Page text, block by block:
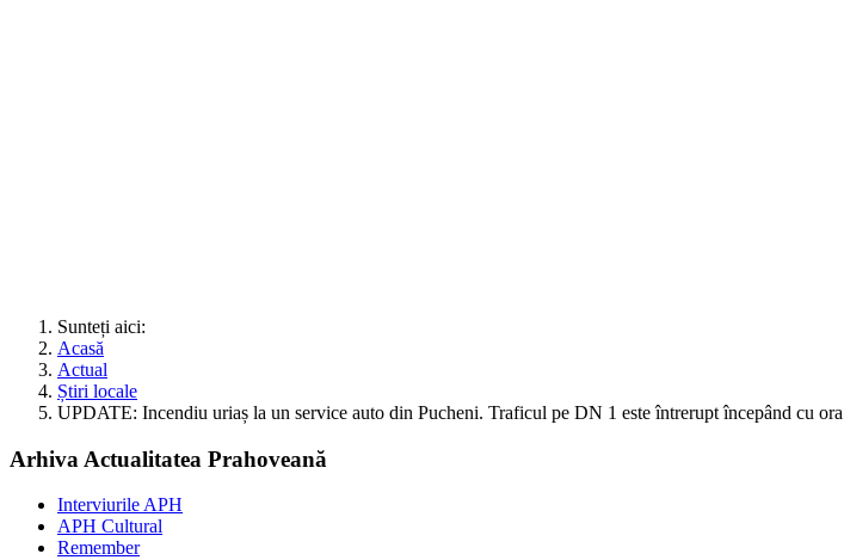
Sunteți aici:
Acasă
Actual
Știri locale
UPDATE: Incendiu uriaș la un service auto din Pucheni. Traficul pe DN 1 este întrerupt începând cu
Arhiva Actualitatea Prahoveană
Interviurile APH
APH Cultural
Remember